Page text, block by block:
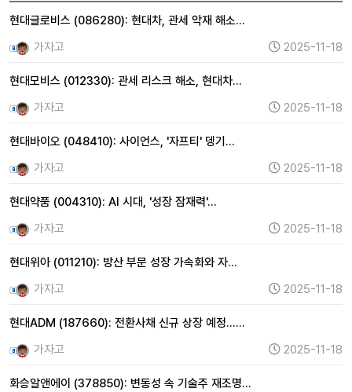
현대글로비스 (086280): 현대차, 관세 악재 해소…
가자고
2025-11-18
현대모비스 (012330): 관세 리스크 해소, 현대차…
가자고
2025-11-18
현대바이오 (048410): 사이언스, '자프티' 뎅기…
가자고
2025-11-18
현대약품 (004310): AI 시대, '성장 잠재력'…
가자고
2025-11-18
현대위아 (011210): 방산 부문 성장 가속화와 자…
가자고
2025-11-18
현대ADM (187660): 전환사채 신규 상장 예정……
가자고
2025-11-18
화승알앤에이 (378850): 변동성 속 기술주 재조명…